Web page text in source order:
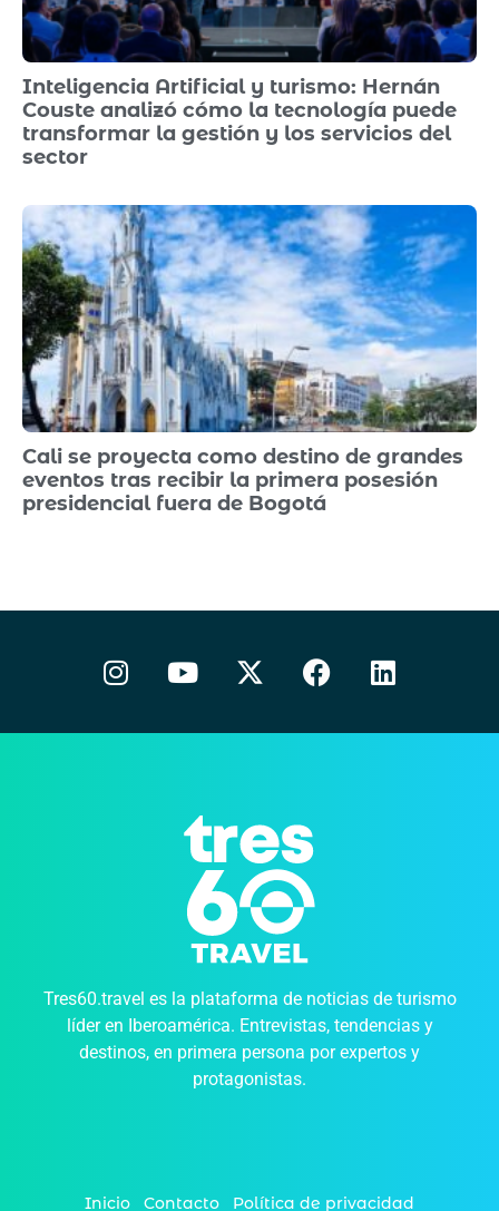
Inteligencia Artificial y turismo: Hernán
Couste analizó cómo la tecnología puede
transformar la gestión y los servicios del
sector
Cali se proyecta como destino de grandes
eventos tras recibir la primera posesión
presidencial fuera de Bogotá
Tres60.travel es la plataforma de noticias de turismo
líder en Iberoamérica. Entrevistas, tendencias y
destinos, en primera persona por expertos y
protagonistas.
Inicio Contacto Política de privacidad